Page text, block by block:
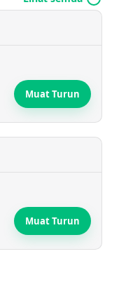
Muat Turun
Muat Turun